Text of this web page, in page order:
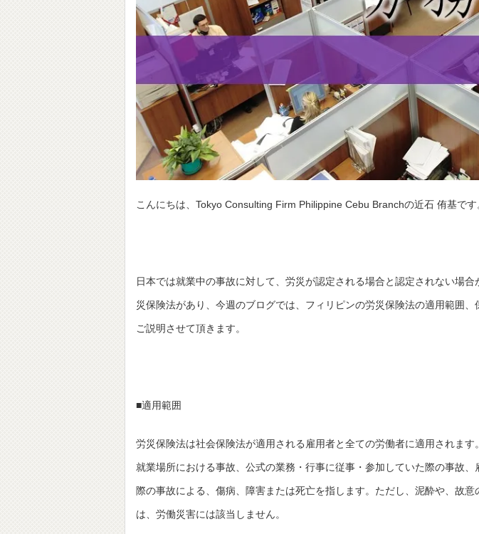
こんにちは、Tokyo Consulting Firm Philippine Cebu Branchの近石 侑基です
日本では就業中の事故に対して、労災が認定される場合と認定されない場
災保険法があり、今週のブログでは、フィリピンの労災保険法の適用範囲
ご説明させて頂きます。
■適用範囲
労災保険法は社会保険法が適用される雇用者と全ての労働者に適用されます
就業場所における事故、公式の業務・行事に従事・参加していた際の事故
際の事故による、傷病、障害または死亡を指します。ただし、泥酔や、故
は、労働災害には該当しません。